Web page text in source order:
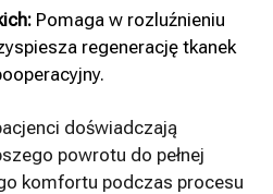
Pomaga w rozluźnieniu
regenerację tkanek
doświadczają
powrotu do pełnej
komfortu podczas procesu